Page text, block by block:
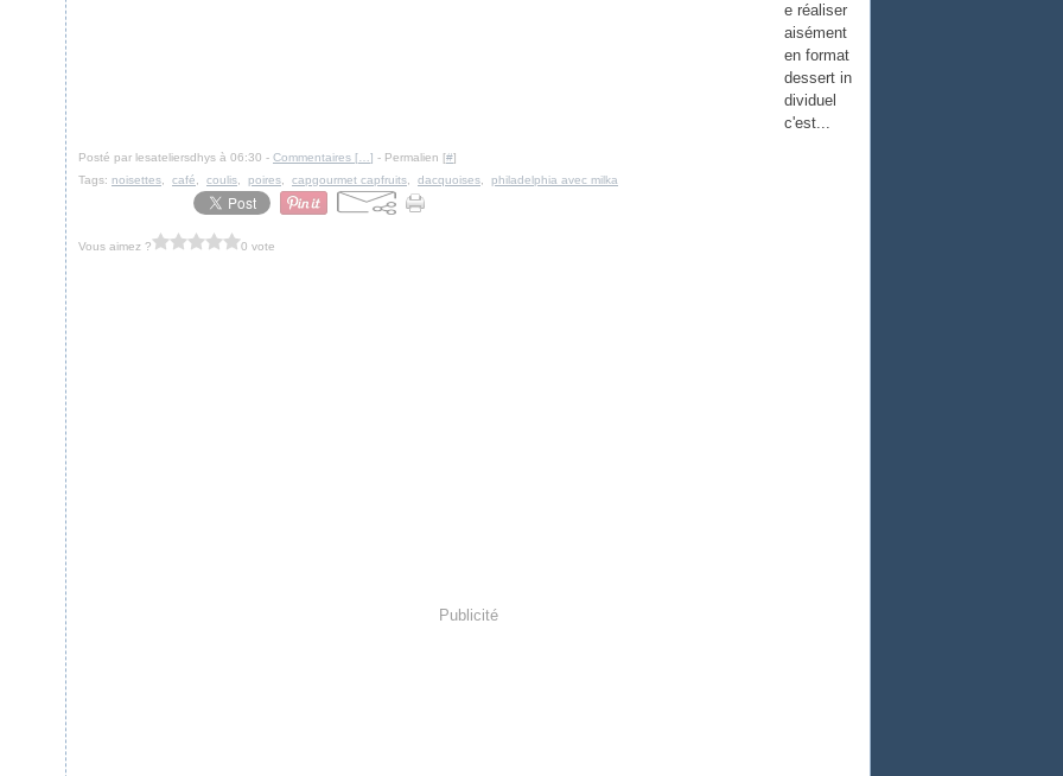
e réaliser
aisément
en format
dessert in
dividuel
c'est...
Posté par lesateliersdhys à 06:30 - Commentaires [ ] - Permalien [#]
Tags: noisettes café coulis poires capgourmet capfruits dacquoises philadelphia avec milka
Vous aimez ? 0 vote
Publicité